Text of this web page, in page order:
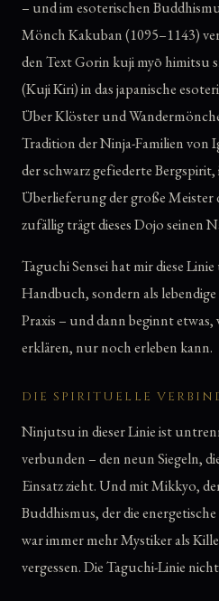
– und im esoterischen
Mönch Kakuban (1095–1143)
den Text Gorin kuji myō himitsu
(Kuji Kiri) in das japanische
Über Klöster und
Tradition der Ninja-Familien von
der schwarz gefiederte Bergspirit,
Überlieferung der große
zufällig trägt dieses Dojo seinen
Taguchi Sensei hat mir diese
Handbuch, sondern als
Praxis – und dann beginnt
erklären, nur noch erleben kann.
DIE SPIRITUELLE
Ninjutsu in dieser Linie ist
verbunden – den neun Siegeln,
Einsatz zieht. Und mit Mikkyo,
Buddhismus, der die
war immer mehr Mystiker als
vergessen. Die Taguchi-Linie